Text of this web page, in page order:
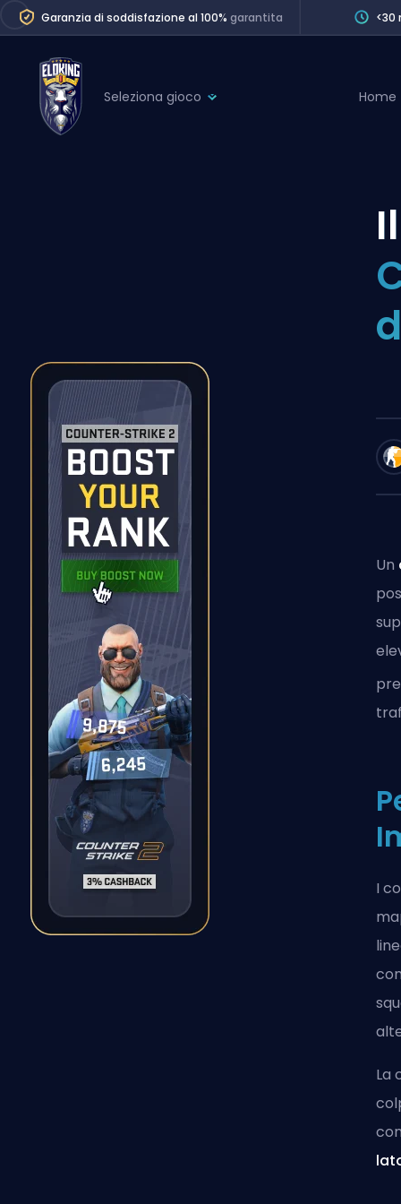
Garanzia di soddisfazione al 100%garantita
Seleziona gioco
Path of Exile 2
Division
Coaching
Home
Un
I
La